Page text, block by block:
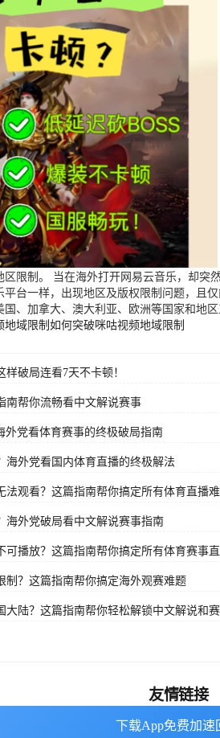
限制。 当在海外打开网易云音乐，却突
台一样，出现地区及版权限制问题，
、加拿大、澳大利亚、欧洲等国家和地
地域限制 如何突破咪咕视频地域限制
破局连看7天不卡顿！
南帮你流畅看中文解说赛事
外党看体育赛事的终极破局指南
海外党看国内体育直播的终极解法
观看？这篇指南帮你搞定所有体育直播
海外党破局看中文解说赛事指南
播放？这篇指南帮你搞定所有体育赛事
制？这篇指南帮你搞定海外观赛难题
陆？这篇指南帮你轻松解锁中文解说和
下载App免费加速
下载App免费加速
友情链接
番茄加速器